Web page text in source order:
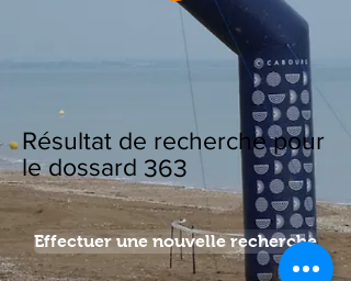
Résultat de recherche pour
le dossard 363
Effectuer une nouvelle recherche